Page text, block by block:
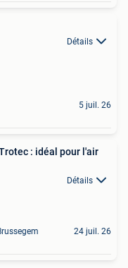
Détails
5 juil. 26
: idéal pour l'air
Détails
24 juil. 26